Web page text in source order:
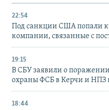
22:54
Под санкции США попали
компании, связанные с
19:15
В СБУ заявили о
охраны ФСБ в Керчи и НПЗ
18:44